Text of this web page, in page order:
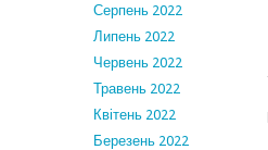
Серпень 2022
Липень 2022
Червень 2022
Травень 2022
Квітень 2022
Березень 2022